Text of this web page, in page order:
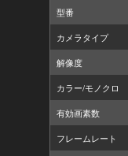
型番
カメラタイプ
解像度
カラー/モノクロ
有効画素数
フレームレート